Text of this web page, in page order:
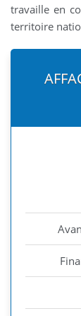
travaille en
territoire